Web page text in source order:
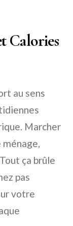
Calories
au sens
Marcher
ça brûle
pas
votre